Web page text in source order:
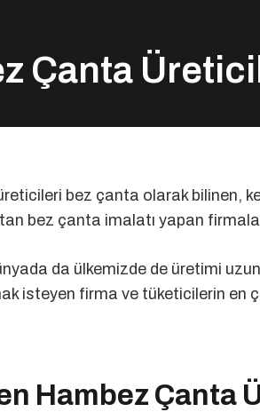
Çanta
bez çanta olarak bilinen,
bez çanta imalatı yapan
da ülkemizde de üretimi
isteyen firma ve tüketicilerin en
Hambez Çanta